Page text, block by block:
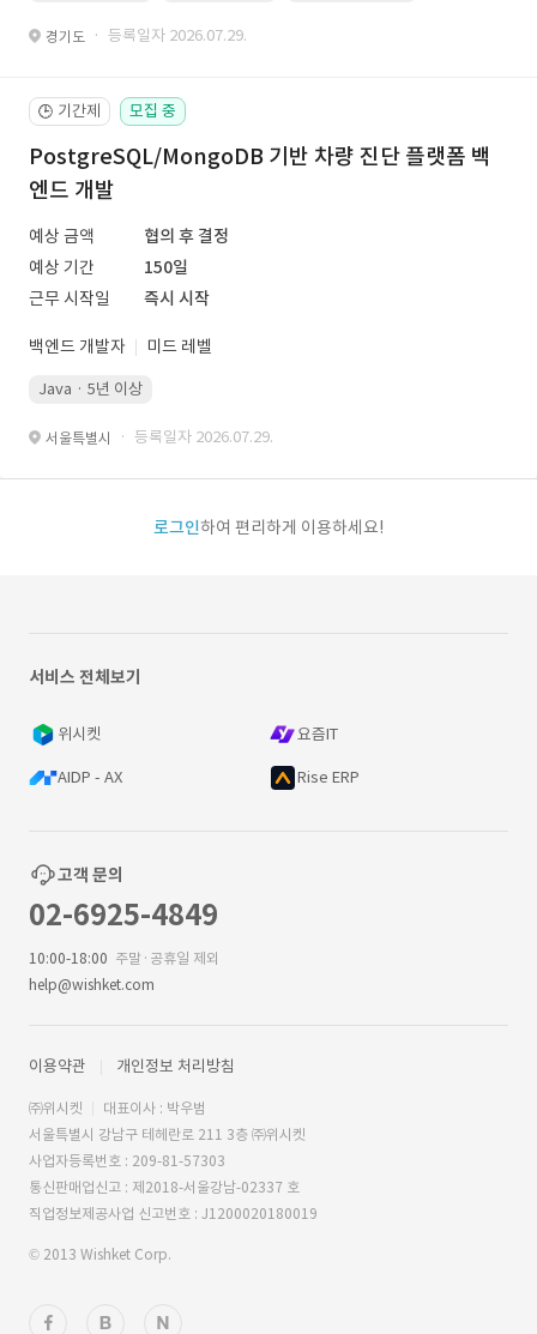
경기도 · 등록일자 2026.07.29.
🕒 기간제 모집 중
PostgreSQL/MongoDB 기반 차량 진단 플랫폼 백
엔드 개발
예상 금액
협의 후 결정
예상 기간
150일
근무 시작일
즉시 시작
백엔드 개발자 미드 레벨
Java · 5년 이상
서울특별시 · 등록일자 2026.07.29.
로그인하여 편리하게 이용하세요!
서비스 전체보기
위시켓 요즘IT
AIDP - AX Rise ERP
고객 문의
02-6925-4849
10:00-18:00 주말·공휴일 제외
help@wishket.com
이용약관 개인정보 처리방침
㈜위시켓
대표이사 : 박우범
서울특별시 강남구 테헤란로 211 3층 ㈜위시켓
사업자등록번호 : 209-81-57303
통신판매업신고 : 제2018-서울강남-02337 호
직업정보제공사업 신고번호 : J1200020180019
© 2013 Wishket Corp.